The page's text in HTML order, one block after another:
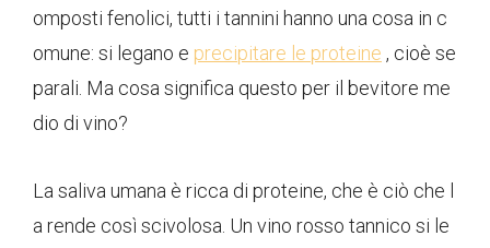
omposti fenolici, tutti i tannini hanno una cosa in c
omune: si legano e precipitare le proteine , cioè se
parali. Ma cosa significa questo per il bevitore me
dio di vino?
La saliva umana è ricca di proteine, che è ciò che l
a rende così scivolosa. Un vino rosso tannico si le